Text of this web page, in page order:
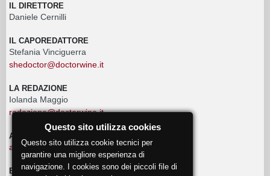
IL DIRETTORE
Daniele Cernilli
IL CAPOREDATTORE
Stefania Vinciguerra
shedoctor@doctorwine.it
LA REDAZIONE
Iolanda Maggio
redazione@doctorwine.it
ADVERTISING
advertising@doctorwine.it
EVENTI
Questo sito utilizza cookies
Questo sito utilizza cookie tecnici per
garantire una migliore esperienza di
navigazione. I cookies sono dei piccoli file di